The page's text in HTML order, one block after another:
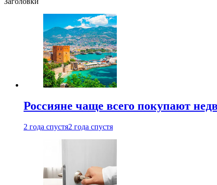
Россияне чаще всего покупают
2 года спустя2 года спустя